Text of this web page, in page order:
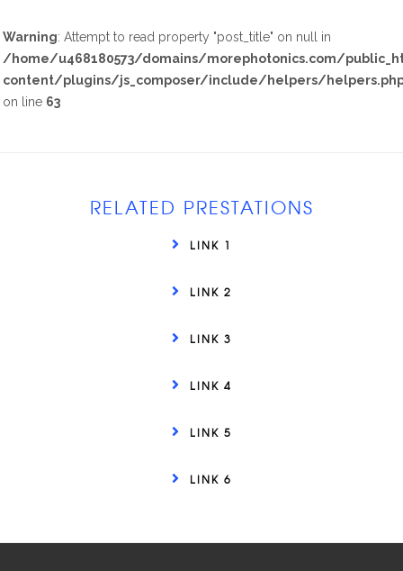
Warning: Attempt to read property "post_title" on null in
/home/u468180573/domains/morephotonics.com/
content/plugins/js_composer/include/helpers/
on line 63
RELATED PRESTATIONS
LINK 1
LINK 2
LINK 3
LINK 4
LINK 5
LINK 6